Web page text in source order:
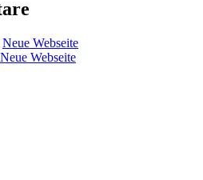
Neue Webseite
Neue Webseite